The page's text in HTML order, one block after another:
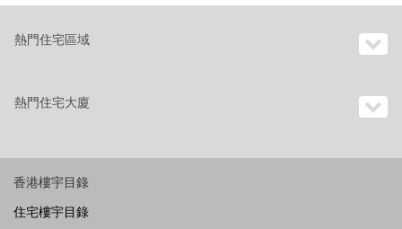
熱門住宅區域
熱門住宅大廈
香港樓宇目錄
住宅樓宇目錄